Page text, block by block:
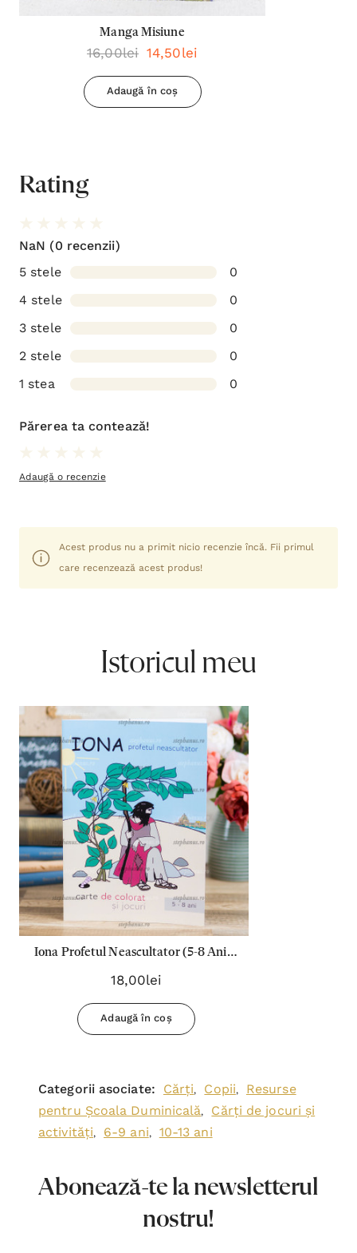
Manga Misiune
16,00lei 14,50lei
Adaugă în coș
Rating
NaN (0 recenzii)
5 stele
0
4 stele
0
3 stele
0
2 stele
0
1 stea
0
Părerea ta contează!
Adaugă o recenzie
Acest produs nu a primit nicio recenzie încă. Fii primul
care recenzează acest produs!
Istoricul meu
Iona Profetul Neascultator (5-8 Ani) -
Carte De Colorat
18,00lei
Adaugă în coș
Categorii asociate: Cărți, Copii,
Resurse
pentru Școala Duminicală,
Cărți de jocuri și
activități, 6-9 ani, 10-13 ani
Abonează-te la newsletterul
nostru!